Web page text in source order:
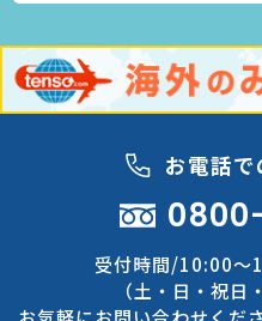
お電話
受付時間/10:00
（土・日・祝日